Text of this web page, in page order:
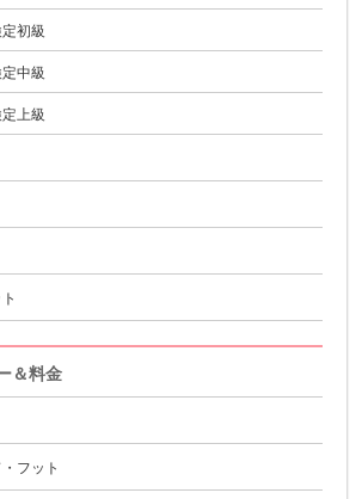
初級
中級
上級
＆料金
フット